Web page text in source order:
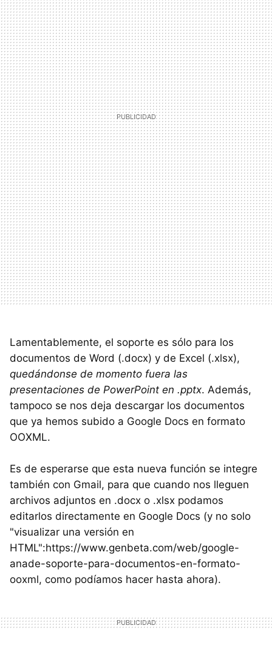
Lamentablemente, el soporte es sólo para los
documentos de Word (.docx) y de Excel (.xlsx),
quedándonse de momento fuera las
presentaciones de PowerPoint en .pptx. Además,
tampoco se nos deja descargar los documentos
que ya hemos subido a Google Docs en formato
OOXML.
Es de esperarse que esta nueva función se integre
también con Gmail, para que cuando nos lleguen
archivos adjuntos en .docx o .xlsx podamos
editarlos directamente en Google Docs (y no solo
"visualizar una versión en
HTML":https://www.genbeta.com/web/google-
anade-soporte-para-documentos-en-formato-
ooxml, como podíamos hacer hasta ahora).